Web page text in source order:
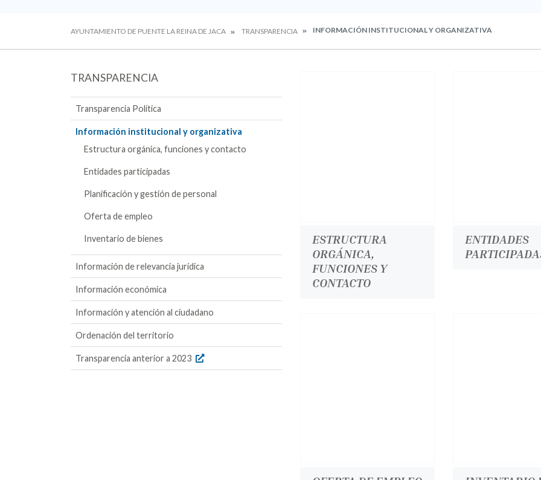
AYUNTAMIENTO DE PUENTE LA REINA DE JACA TRANSPARENCIA INFORMACIÓN INSTITUCIONAL Y ORGANIZATIVA
TRANSPARENCIA
Transparencia Política
Información institucional y organizativa
Estructura orgánica, funciones y contacto
Entidades participadas
Planificación y gestión de personal
Oferta de empleo
Inventario de bienes
Información de relevancia jurídica
Información económica
Información y atención al ciudadano
Ordenación del territorio
Transparencia anterior a 2023
ESTRUCTURA
ORGÁNICA,
FUNCIONES Y
CONTACTO
ENTIDADES